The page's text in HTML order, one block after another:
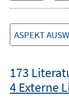
ASPEKT
173
4 Externe